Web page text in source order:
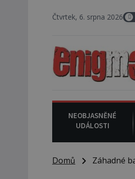
Čtvrtek, 6. srpna 2026
6. srpna
NEOBJASNĚNÉ
UDÁLOSTI
Domů Záhadné